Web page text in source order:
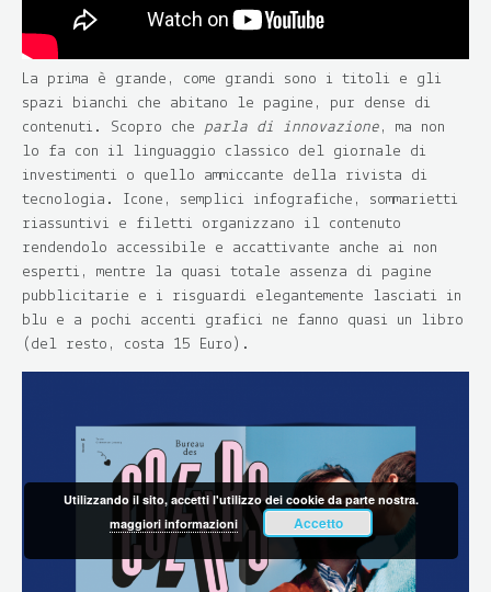
La prima è grande, come grandi sono i titoli e gli
spazi bianchi che abitano le pagine, pur dense di
contenuti. Scopro che parla di innovazione , ma non
lo fa con il linguaggio classico del giornale di
investimenti o quello ammiccante della rivista di
tecnologia. Icone, semplici infografiche, sommarietti
riassuntivi e filetti organizzano il contenuto
rendendolo accessibile e accattivante anche ai non
esperti, mentre la quasi totale assenza di pagine
pubblicitarie e i risguardi elegantemente lasciati in
blu e a pochi accenti grafici ne fanno quasi un libro
(del resto, costa 15 Euro).
Utilizzando il sito, accetti l'utilizzo dei cookie da parte nostra.
maggiori informazioni
Accetto